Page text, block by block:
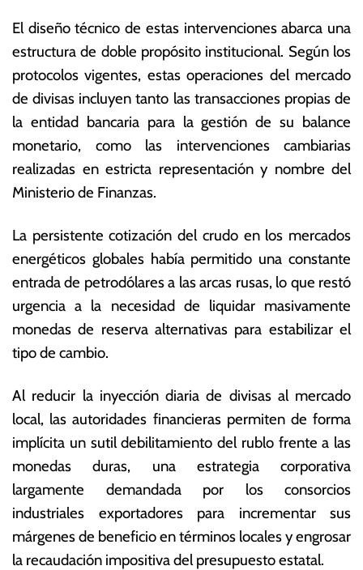
El diseño técnico de estas intervenciones abarca una
estructura de doble propósito institucional. Según los
protocolos vigentes, estas operaciones del mercado
de divisas incluyen tanto las transacciones propias de
la entidad bancaria para la gestión de su balance
monetario, como las intervenciones cambiarias
realizadas en estricta representación y nombre del
Ministerio de Finanzas.
La persistente cotización del crudo en los mercados
energéticos globales había permitido una constante
entrada de petrodólares a las arcas rusas, lo que restó
urgencia a la necesidad de liquidar masivamente
monedas de reserva alternativas para estabilizar el
tipo de cambio.
Al reducir la inyección diaria de divisas al mercado
local, las autoridades financieras permiten de forma
implícita un sutil debilitamiento del rublo frente a las
monedas duras, una estrategia corporativa
largamente demandada por los consorcios
industriales exportadores para incrementar sus
márgenes de beneficio en términos locales y engrosar
la recaudación impositiva del presupuesto estatal.